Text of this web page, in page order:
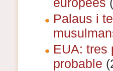
Palaus i
EUA: tres
probable